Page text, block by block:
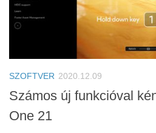
SZOFTVER 2020.12.09
Számos új funkcióval
One 21